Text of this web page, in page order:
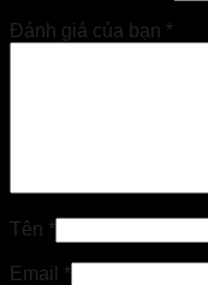
Đánh giá của bạn *
Tên *
Email *